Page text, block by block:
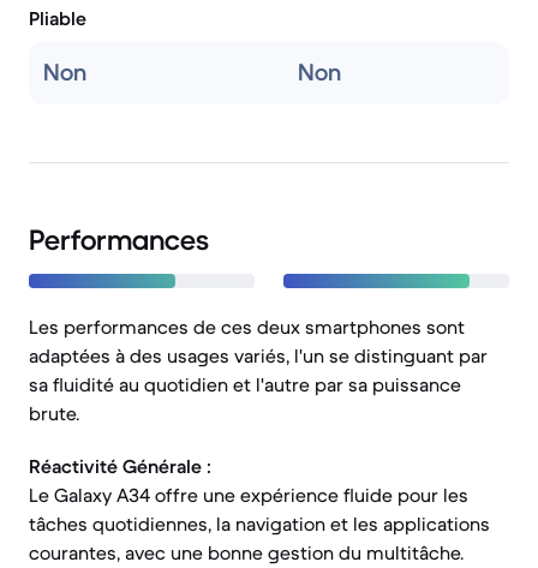
Pliable
Non Non
Performances
Les performances de ces deux smartphones sont
adaptées à des usages variés, l'un se distinguant par
sa fluidité au quotidien et l'autre par sa puissance
brute.
Réactivité Générale :
Le Galaxy A34 offre une expérience fluide pour les
tâches quotidiennes, la navigation et les applications
courantes, avec une bonne gestion du multitâche.